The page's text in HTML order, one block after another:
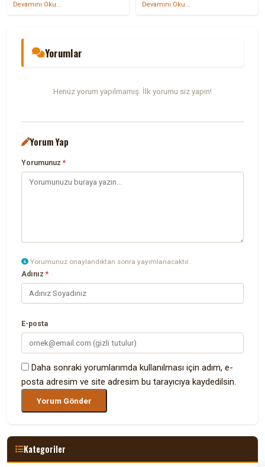
Devamını Oku... Devamını Oku...
Yorumlar
Henüz yorum yapılmamış. İlk yorumu siz yapın!
Yorum Yap
Yorumunuz*
Yorumunuz onaylandıktan sonra yayımlanacaktır.
Adınız*
E-posta
Daha sonraki yorumlarımda kullanılması için adım, e-
posta adresim ve site adresim bu tarayıcıya kaydedilsin.
Kategoriler